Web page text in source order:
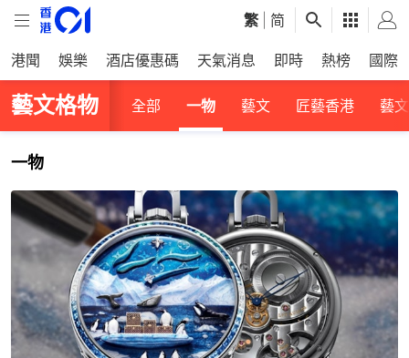
繁 简
港聞 娛樂 酒店優惠碼 天氣消息 即時 熱榜 國際
藝文格物 全部 一物 藝文 匠藝香港 藝
一物